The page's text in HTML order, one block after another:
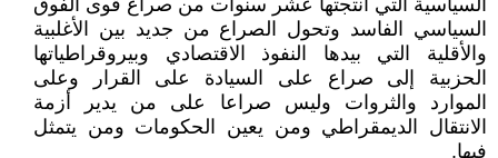
السياسية التي أنتجتها عشر سنوات من صراع قوى الفوق
السياسي الفاسد وتحول الصراع من جديد بين الأغلبية
والأقلية التي بيدها النفوذ الاقتصادي وبيروقراطياتها
الحزبية إلى صراع على السيادة على القرار وعلى
الموارد والثروات وليس صراعا على من يدير أزمة
الانتقال الديمقراطي ومن يعين الحكومات ومن يتمثل
فيها.